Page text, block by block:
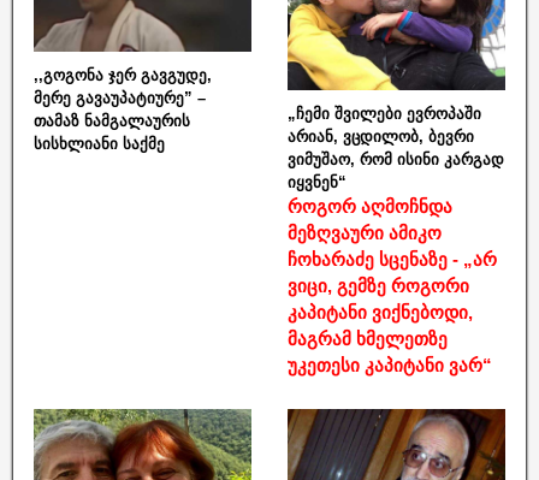
,,გოგონა ჯერ გავგუდე,
მერე გავაუპატიურე” –
თამაზ ნამგალაურის
სისხლიანი საქმე
„ჩემი შვილები ევროპაში
არიან, ვცდილობ, ბევრი
ვიმუშაო, რომ ისინი კარგად
იყვნენ“
როგორ აღმოჩნდა
მეზღვაური ამიკო
ჩოხარაძე სცენაზე - „არ
ვიცი, გემზე როგორი
კაპიტანი ვიქნებოდი,
მაგრამ ხმელეთზე
უკეთესი კაპიტანი ვარ“